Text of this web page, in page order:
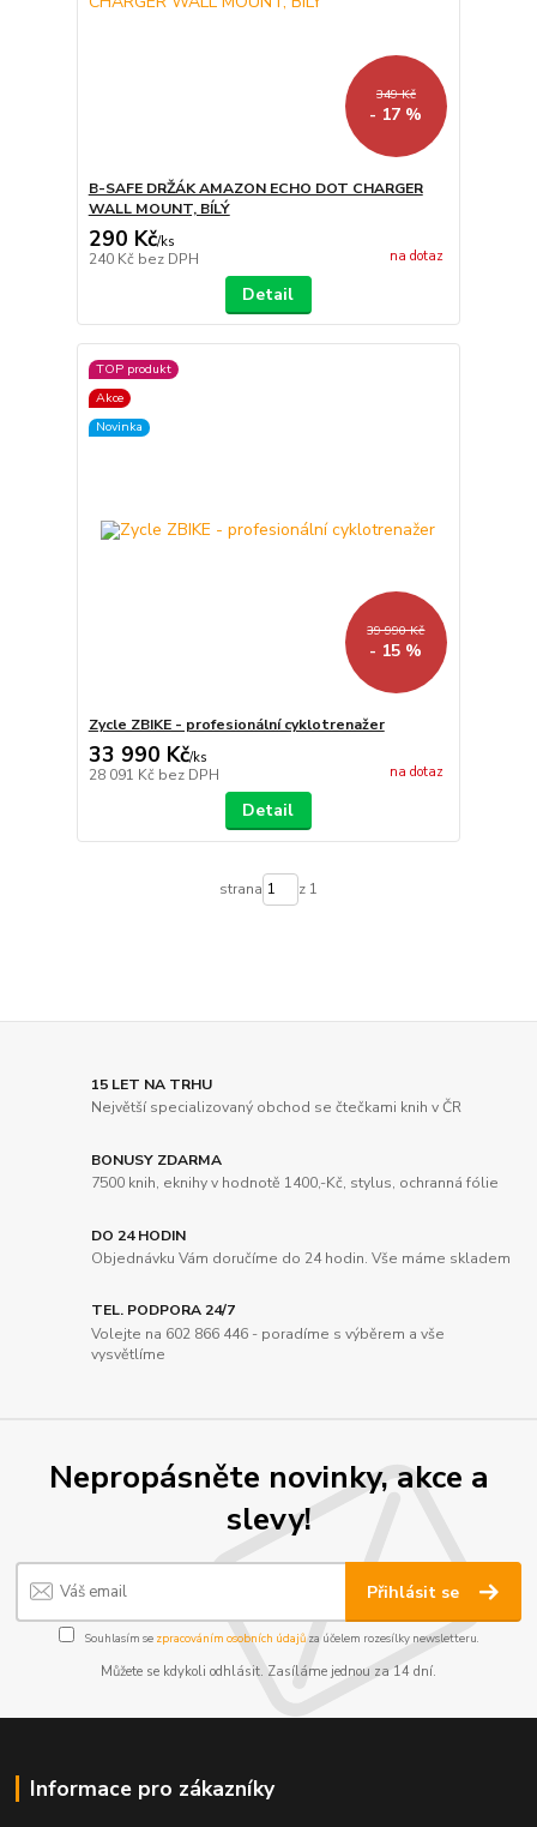
349 Kč
- 17 %
B-SAFE DRŽÁK AMAZON ECHO DOT CHARGER
WALL MOUNT, BÍLÝ
290 Kč/ks
240 Kč bez DPH na dotaz
Detail
TOP produkt
Akce
Novinka
39 990 Kč
- 15 %
Zycle ZBIKE - profesionální cyklotrenažer
33 990 Kč/ks
28 091 Kč bez DPH na dotaz
Detail
strana z 1
15 LET NA TRHU
Největší specializovaný obchod se čtečkami knih v ČR
BONUSY ZDARMA
7500 knih, eknihy v hodnotě 1400,-Kč, stylus, ochranná fólie
DO 24 HODIN
Objednávku Vám doručíme do 24 hodin. Vše máme skladem
TEL. PODPORA 24/7
Volejte na 602 866 446 - poradíme s výběrem a vše
vysvětlíme
Nepropásněte novinky, akce a
slevy!
Přihlásit se
Souhlasím se zpracováním osobních údajůza účelem rozesílky newsletteru.
Můžete se kdykoli odhlásit. Zasíláme jednou za 14 dní.
Informace pro zákazníky